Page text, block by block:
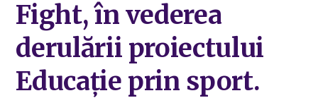
Fight, în vederea
derulării proiectului
Educație prin sport.